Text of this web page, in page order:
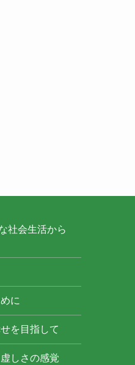
社会生活から
に
を目指して
しさの感覚